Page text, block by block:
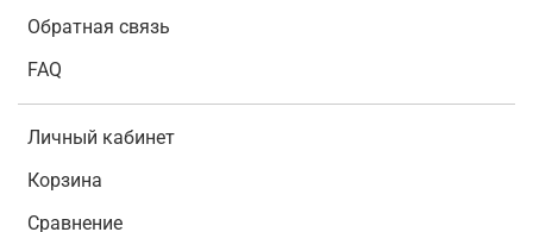
Обратная связь
FAQ
Личный кабинет
Корзина
Сравнение